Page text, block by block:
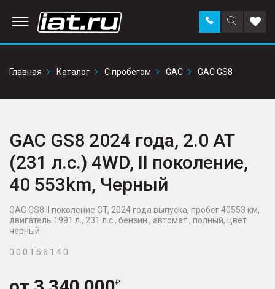
Поиск
по
Заказать
звонок в
Главная
Каталог С пробегом GAC GAC GS8
GAC GS8 2024 года, 2.0 AT
(231 л.с.) 4WD, II поколение,
40 553km, Черный
GAC GS8 II поколение GT, 2024 года выпуска, пробег 40553 км,
двигатель 1991 л., 231 л.с., бензин , автомат , полный, цвет
черный
0 0 0 1 5 6 1 4 0